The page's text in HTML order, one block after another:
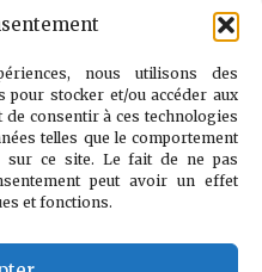
nous utilisons des
pour stocker et/ou accéder aux
consentir à ces technologies
telles que le comportement
sur ce site. Le fait de ne pas
peut avoir un effet
et fonctions.
Livres
Kids
info@geekandchill.com